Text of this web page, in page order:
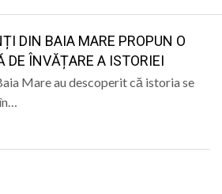
DIN BAIA MARE PROPUN O
DE ÎNVĂȚARE A ISTORIEI
Mare au descoperit că istoria se